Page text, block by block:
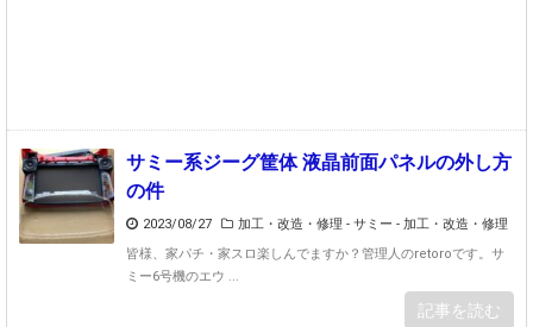
サミー系ジーグ筐体 液晶前面パネルの外し方
の件
2023/08/27 加工・改造・修理 - サミー - 加工・改造・修理
皆様、家パチ・家スロ楽しんでますか？管理人のretoroです。サ
ミー6号機のエウ ...
記事を読む